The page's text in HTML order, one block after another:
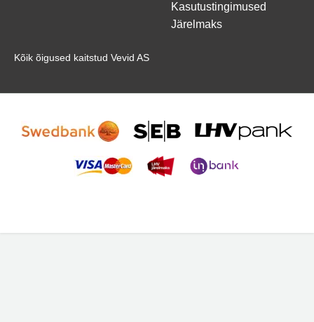
Kasutustingimused
Järelmaks
Kõik õigused kaitstud Vevid AS